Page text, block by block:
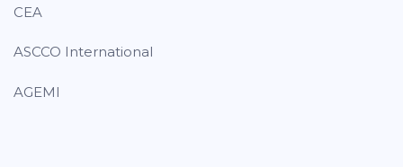
CEA
ASCCO International
AGEMI